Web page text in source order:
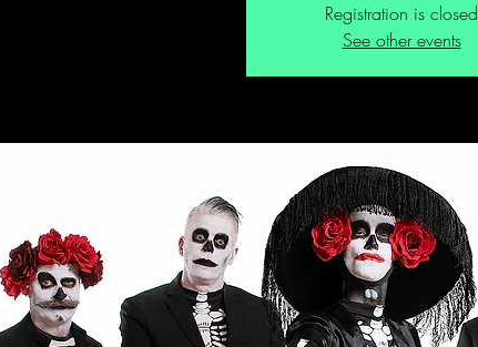
Registration is closed
See other events